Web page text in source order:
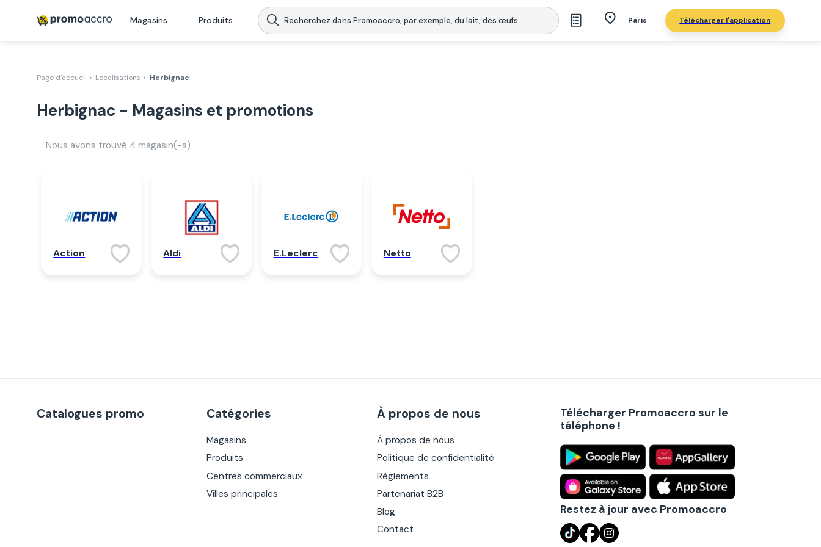
Magasins Produits Paris Télécharger l'application
Page d'accueil > Localisations > Herbignac
Herbignac - Magasins et promotions
Nous avons trouvé 4 magasin(-s)
Action Aldi E.Leclerc Netto
Catalogues promo Catégories
Magasins
Produits
Centres commerciaux
Villes principales
À propos de nous
À propos de nous
Politique de confidentialité
Règlements
Partenariat B2B
Blog
Contact
Télécharger Promoaccro sur le
téléphone !
Restez à jour avec Promoaccro